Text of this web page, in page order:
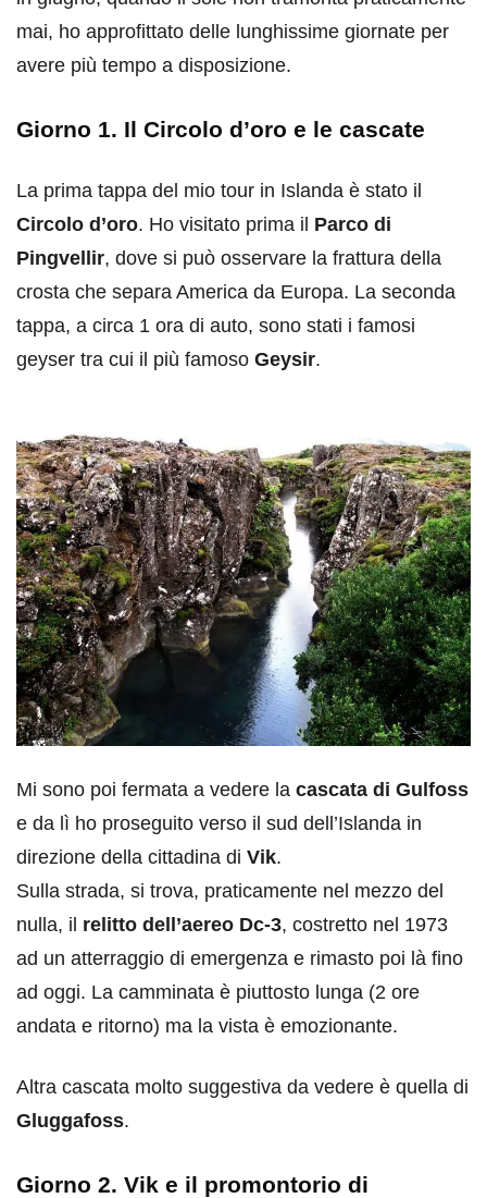
mai, ho approfittato delle lunghissime giornate per
avere più tempo a disposizione.
Giorno 1. Il Circolo d’oro e le cascate
La prima tappa del mio tour in Islanda è stato il
Circolo d’oro. Ho visitato prima il Parco di
Pingvellir, dove si può osservare la frattura della
crosta che separa America da Europa. La seconda
tappa, a circa 1 ora di auto, sono stati i famosi
geyser tra cui il più famoso Geysir.
Mi sono poi fermata a vedere la cascata di Gulfoss
e da lì ho proseguito verso il sud dell’Islanda in
direzione della cittadina di Vik.
Sulla strada, si trova, praticamente nel mezzo del
nulla, il relitto dell’aereo Dc-3, costretto nel 1973
ad un atterraggio di emergenza e rimasto poi là fino
ad oggi. La camminata è piuttosto lunga (2 ore
andata e ritorno) ma la vista è emozionante.
Altra cascata molto suggestiva da vedere è quella di
Gluggafoss.
Giorno 2. Vik e il promontorio di